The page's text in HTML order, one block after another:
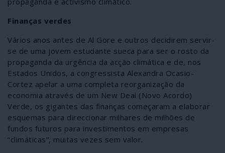
Finanças verdes
Vários anos antes de Al Gore e outros decidirem servir-
se de uma jovem estudante sueca para ser o rosto da
propaganda da urgência da acção climática e de, nos
Estados Unidos, a congressista Alexandra Ocasio-
Cortez apelar a uma completa reorganização da
economia através de um New Deal (Novo Acordo)
Verde, os gigantes das finanças começaram a elaborar
esquemas para direccionar milhares de milhões de
fundos futuros para investimentos em empresas
“climáticas”, muitas vezes sem valor.